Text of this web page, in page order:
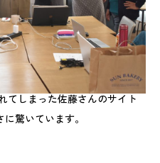
てしまった佐藤さんのサイト
驚いています。